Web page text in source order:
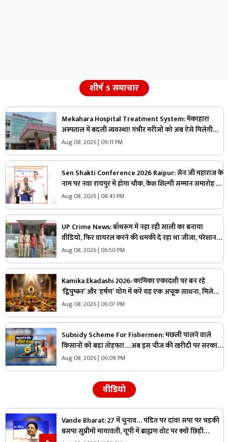
शीर्ष 5 समाचार
Mekahara Hospital Treatment System: मेकाहारा
अस्पताल में बदली व्यवस्था! गंभीर मरीजों को अब ऐसे मिलेगी
इमरजेंसी वार्ड में एंट्री, यहां होगी शुरुआती जांच
Aug 08, 2026 | 09:11 PM
Sen Shakti Conference 2026 Raipur: सेन जी महाराज के
नाम पर नवा रायपुर में होगा चौक, केश शिल्पी सम्मान समारोह में
सीएम साय ने किया ऐलान, सामुदायिक भवन के लिए इतने लाख
Aug 08, 2026 | 08:41 PM
UP Crime News: बॉथरूम में नहा रही साली का बनाया
वीडियो, फिर वायरल करने की धमकी दे रहा था जीजा, परेशान
युवती ने उठाया ये खौफनाक कदम
Aug 08, 2026 | 06:50 PM
Kamika Ekadashi 2026: कामिका एकादशी पर बन रहे
‘द्विपुष्कर’ और ‘हर्षण’ योग में करें यह एक अचूक साधना, मिलेगा
“वाजपेय” यज्ञ का महापुण्य!
Aug 08, 2026 | 06:07 PM
Subsidy Scheme For Fishermen: मछली पालने वाले
किसानों को बड़ा तोहफा!… अब इस चीज की खरीदी पर सरकार
देगी 70 प्रतिशत की छूट, जानिए कैसे ले सकते हैं लाभ
Aug 08, 2026 | 06:09 PM
वीडियो
Vande Bharat: 27 में चुनाव… पंडित पर दांव! सपा पर भड़की
बसपा सुप्रीमों मायावती, यूपी में ब्राह्मण वोट पर क्यों छिड़ी